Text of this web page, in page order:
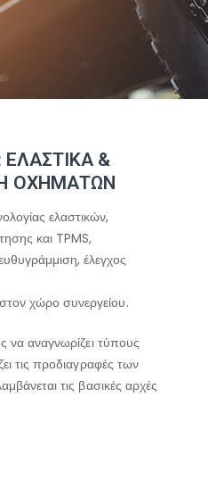
&
ΟΧΗΜΑΤΩΝ
ελαστικών,
και TPMS,
έλεγχος
χώρο συνεργείου.
να αναγνωρίζει τύπους
τις προδιαγραφές των
τις βασικές αρχές